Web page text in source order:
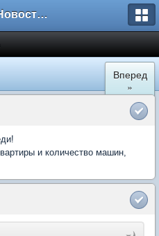
Форум Новостройки
Вперед
»
и количество машин,